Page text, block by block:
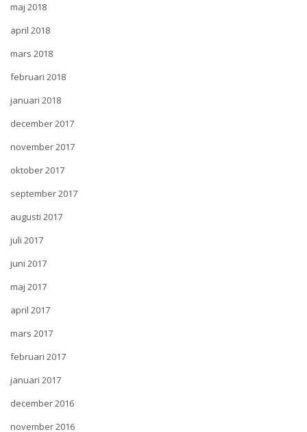
maj 2018
april 2018
mars 2018
februari 2018
januari 2018
december 2017
november 2017
oktober 2017
september 2017
augusti 2017
juli 2017
juni 2017
maj 2017
april 2017
mars 2017
februari 2017
januari 2017
december 2016
november 2016